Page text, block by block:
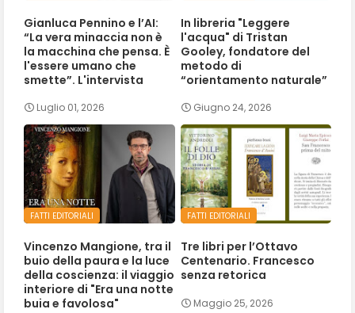
Gianluca Pennino e l’AI:
“La vera minaccia non è
la macchina che pensa. È
l'essere umano che
smette”. L'intervista
Luglio 01, 2026
In libreria "Leggere
l'acqua" di Tristan
Gooley, fondatore del
metodo di
“orientamento naturale”
Giugno 24, 2026
FATTI EDITORIALI
Vincenzo Mangione, tra il
buio della paura e la luce
della coscienza: il viaggio
interiore di "Era una notte
buia e favolosa"
FATTI EDITORIALI
Tre libri per l’Ottavo
Centenario. Francesco
senza retorica
Maggio 25, 2026